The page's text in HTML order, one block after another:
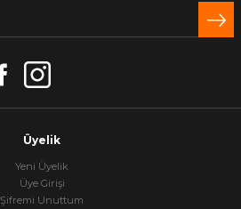
Üyelik
Yeni Üyelik
Üye Girişi
Şifremi Unuttum